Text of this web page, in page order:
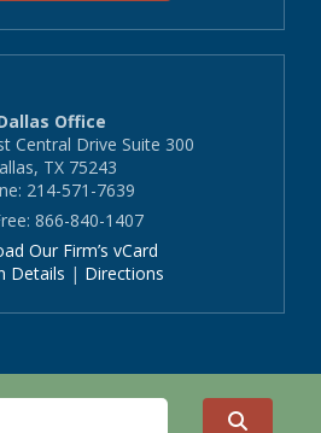
Office
Central Drive Suite 300
TX 75243
214-571-7639
866-840-1407
Our Firm’s vCard
Details | Directions